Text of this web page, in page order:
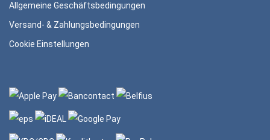
Allgemeine Geschäftsbedingungen
Versand- & Zahlungsbedingungen
Cookie Einstellungen